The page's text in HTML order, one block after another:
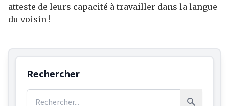
atteste de leurs capacité à travailler dans la langue
du voisin !
Rechercher